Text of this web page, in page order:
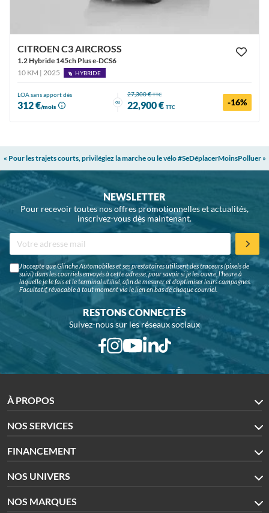
CITROEN C3 AIRCROSS
1.2 Hybride 145ch Plus e-DCS6
10 KM | 2025
HYBRIDE
LOA sans apport dès
312 €/mois
ou
27,300 €TTC
22,900 € TTC -16%
« Pour les trajets courts, privilégiez la marche ou le vélo #SeDéplacerMoinsPolluer »
NEWSLETTER
Pour recevoir toutes nos offres promotionnelles et actualités,
inscrivez-vous dès maintenant.
J'accepte que Glinche Automobiles et ses prestataires utilisent des traceurs (pixels de
suivi) dans les courriels envoyés à cette adresse, pour savoir si je les ouvre, l'heure à
laquelle je le fais et le terminal utilisé, afin de mesurer et d'optimiser leurs campagnes.
Facultatif, révocable à tout moment via le lien en bas de chaque courriel.
RESTONS CONNECTÉS
Suivez-nous sur les réseaux sociaux
À PROPOS
NOS SERVICES
FINANCEMENT
NOS UNIVERS
NOS MARQUES